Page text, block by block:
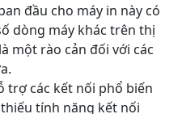
đầu cho máy in này có
dòng máy khác trên thị
một rào cản đối với các
trợ các kết nối phổ biến
tính năng kết nối